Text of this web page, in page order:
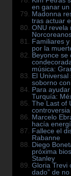
en ganar
Madonna
tras actuar
ONU revela
Familiares
por la
Beyonce se
música:
El
soborno
Para
Turquía:
The Last of
Marcelo
hacía
Fallece el
Rabanne
Diego
próxima
Stanley
Gloria Trevi
dado” de